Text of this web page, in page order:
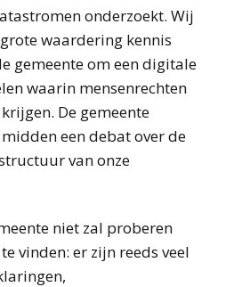
onderzoekt. Wij
waardering kennis
gemeente om een digitale
waarin mensenrechten
De gemeente
een debat over de
van onze
niet zal proberen
vinden: er zijn reeds veel